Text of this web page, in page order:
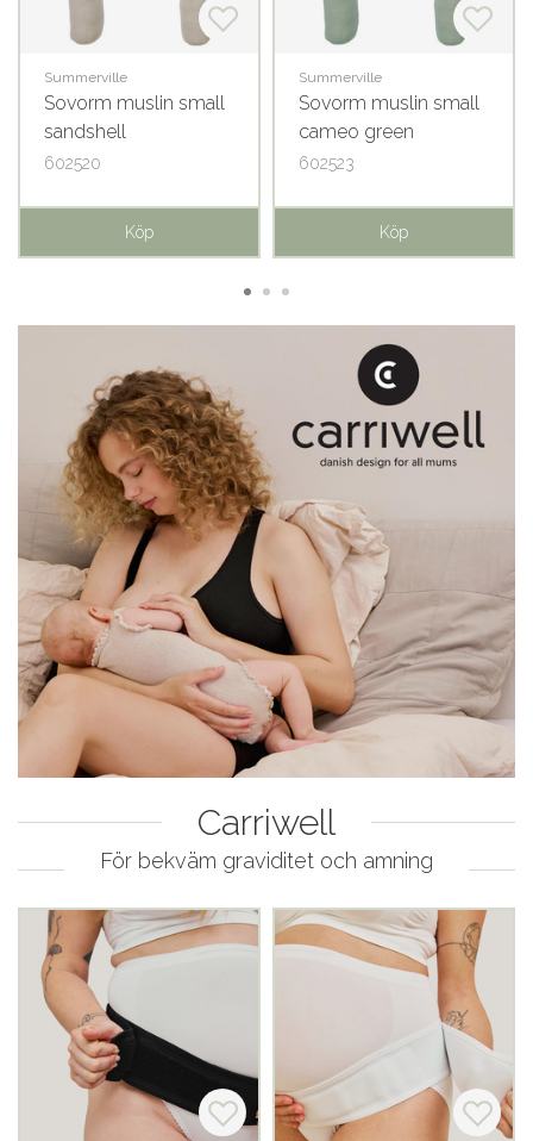
Summerville
Sovorm muslin small
sandshell
602520
Köp
Summerville
Sovorm muslin small
cameo green
602523
Köp
Carriwell
För bekväm graviditet och amning